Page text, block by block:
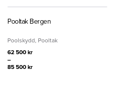
Pooltak Bergen
Poolskydd, Pooltak
62 500 kr
–
85 500 kr